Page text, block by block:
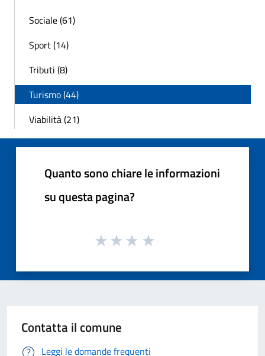
Sociale (61)
Sport (14)
Tributi (8)
Turismo (44)
Viabilità (21)
Quanto sono chiare le informazioni
su questa pagina?
Contatta il comune
Leggi le domande frequenti